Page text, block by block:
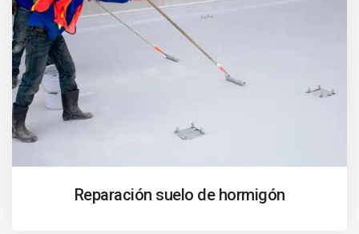
Reparación suelo de hormigón